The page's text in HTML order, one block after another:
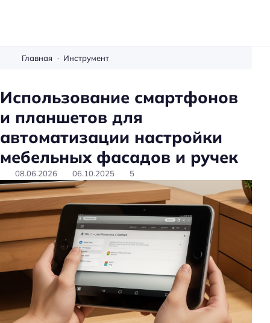
л
ь
в
о
м
и
р
к
м
Главная Инструмент
Использование смартфонов
и планшетов для
автоматизации настройки
мебельных фасадов и ручек
08.06.2026 06.10.2025 5